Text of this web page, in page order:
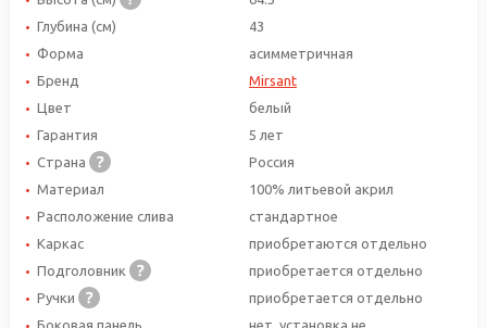
Глубина (см)
43
Форма
асимметричная
Бренд
Mirsant
Цвет
белый
Гарантия
5 лет
Страна
Россия
Материал
100% литьевой акрил
Расположение слива
стандартное
Каркас
приобретаются отдельно
Подголовник
приобретается отдельно
Ручки
приобретается отдельно
Боковая панель
нет, установка не